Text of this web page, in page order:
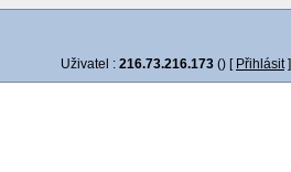
Uživatel : 216.73.216.173 () [ Přihlásit]